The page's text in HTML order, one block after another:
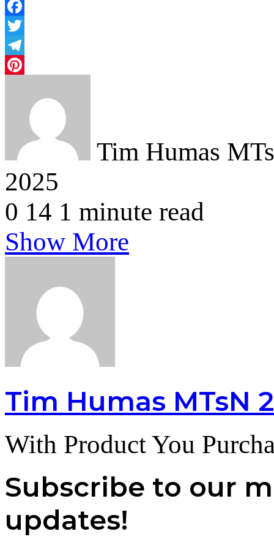
WhatsApp
Facebook
Twitter
Telegram
Tim Humas
2025
0 14 1 minute read
Show More
Tim Humas MTsN
With Product You
Subscribe to our
updates!